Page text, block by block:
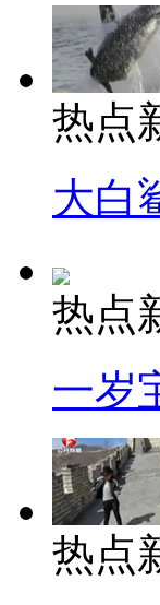
热点
大白
热点
一岁
热点